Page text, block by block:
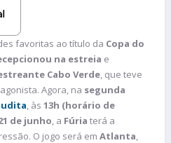
favoritas ao título da Copa do
na estreia e
Cabo Verde, que teve
Agora, na segunda
, às 13h (horário de
de junho, a Fúria terá a
O jogo será em Atlanta,